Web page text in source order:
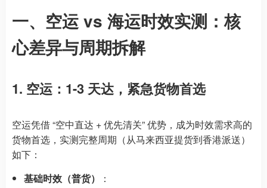
一、空运 vs 海运时效实测：核
心差异与周期拆解
1. 空运：1-3 天达，紧急货物首选
空运凭借 “空中直达 + 优先清关” 优势，成为时效需求高的
货物首选，实测完整周期（从马来西亚提货到香港派送）
如下：
基础时效（普货）
：